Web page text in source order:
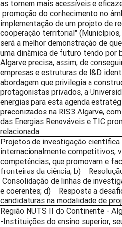
as tornem mais acessíveis e
promoção do conhecimento no
implementação de um projeto de
cooperação territorial" (Municípios,
será a melhor demonstração de
uma dinâmica de futuro tendo por
Algarve precisa, assim, de
empresas e estruturas de I&D
abordagem que privilegia a
protagonistas privados, a
energias para esta agenda
preconizados na RIS3 Algarve,
das Energias Renováveis e TIC
relacionada.
Projetos de investigação
internacionalmente competitivos,
competências, que promovam e
fronteiras da ciência; b)
Consolidação de linhas de
e coerentes; d) Resposta a
candidaturas na modalidade de
Região NUTS II do Continente -
-Instituições do ensino superior,